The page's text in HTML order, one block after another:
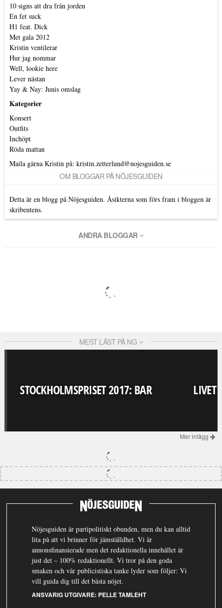
10 signs att dra från jorden
En fet suck
H1 feat. Dick
Met gala 2012
Kristin ventilerar
Hur jag nommar
Well, lookie here
Lever nästan
Yay & Nay: Junis omslag
Kategorier
Konsert
Outfits
Inchöpt
Röda mattan
Maila gärna Kristin på: kristin.zetterlund@nojesguiden.se
OM BLOGGAR PÅ NÖJESGUIDEN
Detta är en blogg på Nöjesguiden. Åsikterna som förs fram i bloggen är
skribentens.
ANDRA BLOGGAR
MEST LÄST PÅ NG
STOCKHOLMSPRISET 2017: BAR LIVET
Mer inlägg
Nöjesguiden är partipolitiskt obunden, men du kan alltid
lita på att vi brinner för jämställdhet. Vi är
annonsfinansierade men det redaktionella innehållet är
just det – 100% redaktionellt. Vi tror på den goda
smaken och vår publicistiska tanke lyder som följer: Vi
vill guida dig till det bästa nöjet.
ANSVARIG UTGIVARE: PELLE TAMLEHT